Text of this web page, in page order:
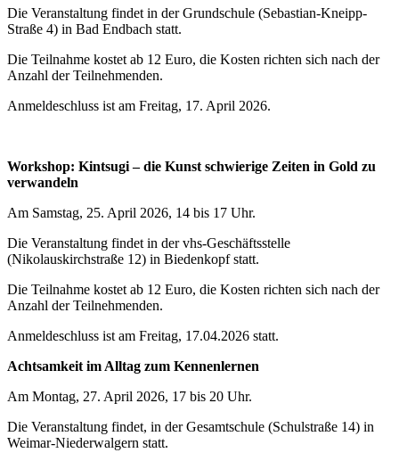
Die Veranstaltung findet in der Grundschule (Sebastian-Kneipp-
Straße 4) in Bad Endbach statt.
Die Teilnahme kostet ab 12 Euro, die Kosten richten sich nach der
Anzahl der Teilnehmenden.
Anmeldeschluss ist am Freitag, 17. April 2026.
Workshop: Kintsugi – die Kunst schwierige Zeiten in Gold zu
verwandeln
Am Samstag, 25. April 2026, 14 bis 17 Uhr.
Die Veranstaltung findet in der vhs-Geschäftsstelle
(Nikolauskirchstraße 12) in Biedenkopf statt.
Die Teilnahme kostet ab 12 Euro, die Kosten richten sich nach der
Anzahl der Teilnehmenden.
Anmeldeschluss ist am Freitag, 17.04.2026 statt.
Achtsamkeit im Alltag zum Kennenlernen
Am Montag, 27. April 2026, 17 bis 20 Uhr.
Die Veranstaltung findet, in der Gesamtschule (Schulstraße 14) in
Weimar-Niederwalgern statt.